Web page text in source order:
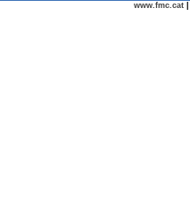
www.fmc.cat